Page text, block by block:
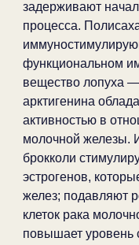
задерживают
процесса.
функциональном
вещество лопуха
арктигенина
активностью в
молочной железы.
брокколи
эстрогенов,
желез; подавляют
клеток рака
повышает уровень